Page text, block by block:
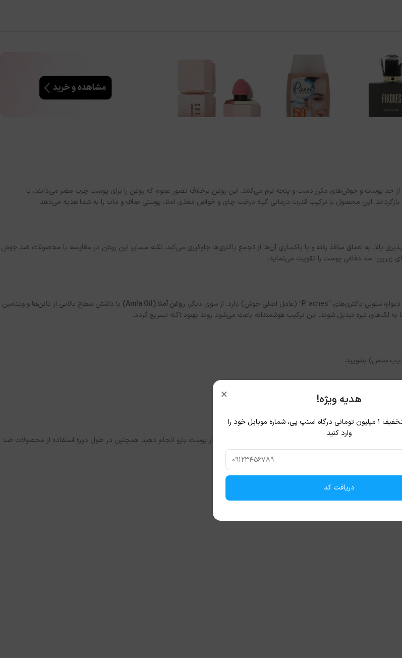
پوست و جوش‌های مکرر دست و پنجه نرم می‌کنند. این روغن برخلاف تصور عموم که روغن را برای پوست چرب مضر می‌دانند، با
بازگرداند. این محصول با ترکیب قدرت درمانی گیاه درخت چای و خواص مغذی آملا، پوستی صاف و مات را به شما هدیه می‌دهد.
به اعماق منافذ رفته و با پاکسازی آن‌ها از تجمع باکتری‌ها جلوگیری می‌کند. نکته متمایز این روغن در مقایسه با محصولات ضد جوش
زیرین، سد دفاعی پوست را تقویت می‌نماید.
روغن آملا (Amla Oil)
با داشتن سطح بالایی از تانن‌ها و ویتامین
سنس) بشویید.
پوست حساسی دارید، ابتدا تست حساسیت را روی بخش کوچکی از پوست بازو انجام دهید. همچنین در طول دوره استفاده از محصولات ضد
× هدیه ویژه!
برای دریافت کد تخفیف ۱ میلیون تومانی درگاه اسنپ پی، شماره موبایل خود را
وارد کنید
دریافت کد